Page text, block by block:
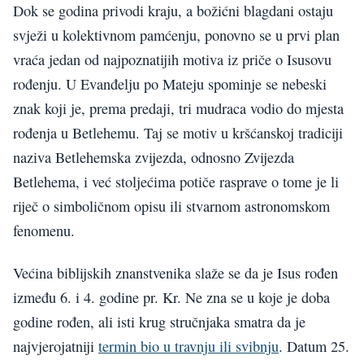
Dok se godina privodi kraju, a božićni blagdani ostaju
svježi u kolektivnom pamćenju, ponovno se u prvi plan
vraća jedan od najpoznatijih motiva iz priče o Isusovu
rođenju. U Evanđelju po Mateju spominje se nebeski
znak koji je, prema predaji, tri mudraca vodio do mjesta
rođenja u Betlehemu. Taj se motiv u kršćanskoj tradiciji
naziva Betlehemska zvijezda, odnosno Zvijezda
Betlehema, i već stoljećima potiče rasprave o tome je li
riječ o simboličnom opisu ili stvarnom astronomskom
fenomenu.
Većina biblijskih znanstvenika slaže se da je Isus rođen
između 6. i 4. godine pr. Kr. Ne zna se u koje je doba
godine rođen, ali isti krug stručnjaka smatra da je
najvjerojatniji termin bio u travnju ili svibnju. Datum 25.